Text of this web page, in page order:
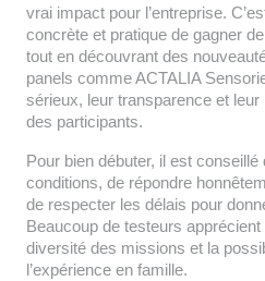
vrai impact pour l’entreprise.
concrète et pratique de gagner
tout en découvrant des
panels comme ACTALIA
sérieux, leur transparence et
des participants.
Pour bien débuter, il est
conditions, de répondre
de respecter les délais pour
Beaucoup de testeurs
diversité des missions et la
l’expérience en famille.